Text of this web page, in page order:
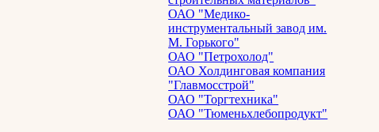
ОАО "Медико-
инструментальный завод им.
М. Горького"
ОАО "Петрохолод"
ОАО Холдинговая компания
"Главмосстрой"
ОАО "Торгтехника"
ОАО "Тюменьхлебопродукт"